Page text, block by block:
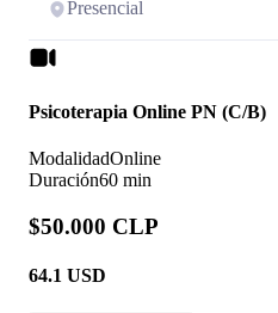
Presencial
Psicoterapia Online PN (C/B)
ModalidadOnline
Duración60 min
$50.000 CLP
64.1 USD